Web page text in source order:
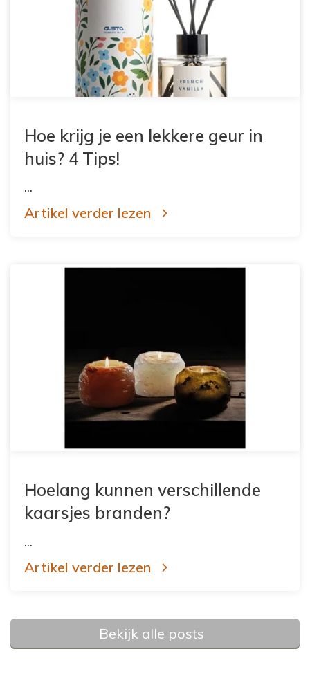
Hoe krijg je een lekkere geur in
huis? 4 Tips!
...
Artikel verder lezen
Hoelang kunnen verschillende
kaarsjes branden?
...
Artikel verder lezen
Bekijk alle posts